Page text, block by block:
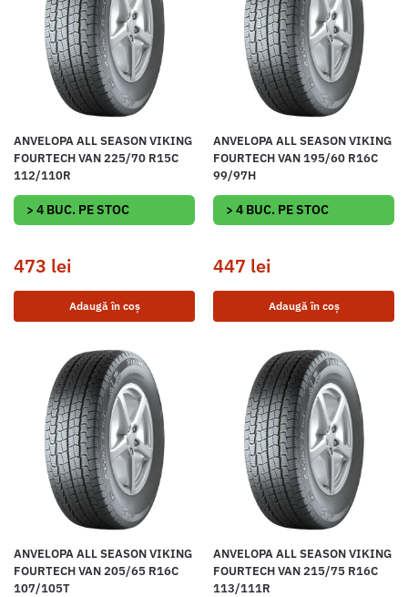
ANVELOPA ALL SEASON VIKING
FOURTECH VAN 225/70 R15C
112/110R
> 4 BUC. PE STOC
473 lei
Adaugă în coș
ANVELOPA ALL SEASON VIKING
FOURTECH VAN 195/60 R16C
99/97H
> 4 BUC. PE STOC
447 lei
Adaugă în coș
ANVELOPA ALL SEASON VIKING
FOURTECH VAN 205/65 R16C
107/105T
ANVELOPA ALL SEASON VIKING
FOURTECH VAN 215/75 R16C
113/111R